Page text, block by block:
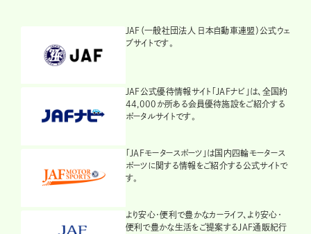
JAF（一般社団法人 日本自動車連盟）公式ウェ
ブサイトです。
JAF公式優待情報サイト「JAFナビ」は、全国約
44,000か所ある会員優待施設をご紹介する
ポータルサイトです。
「JAFモータースポーツ」は国内四輪モータース
ポーツに関する情報をご紹介する公式サイトで
す。
より安心・便利で豊かなカーライフ、より安心・
便利で豊かな生活をご提案するJAF通販紀行